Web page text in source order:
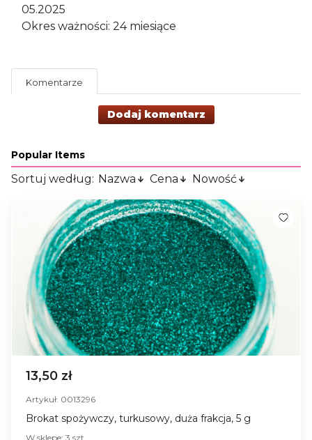
05.2025
Okres ważności: 24 miesiące
Komentarze
Dodaj komentarz
Popular Items
Sortuj według: Nazwa Cena Nowość
13,50 zł
Artykuł: 0013296
Brokat spożywczy, turkusowy, duża frakcja, 5 g
W sklepe: 3 szt.